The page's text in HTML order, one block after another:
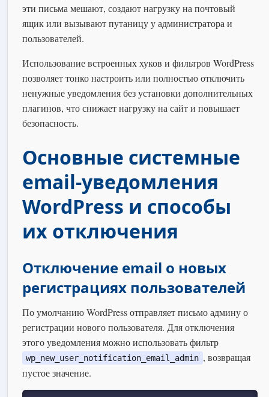
эти письма мешают, создают нагрузку на почтовый
ящик или вызывают путаницу у администратора и
пользователей.
Использование встроенных хуков и фильтров WordPress
позволяет тонко настроить или полностью отключить
ненужные уведомления без установки дополнительных
плагинов, что снижает нагрузку на сайт и повышает
безопасность.
Основные системные
email-уведомления
WordPress и способы
их отключения
Отключение email о новых
регистрациях пользователей
По умолчанию WordPress отправляет письмо админу о
регистрации нового пользователя. Для отключения
этого уведомления можно использовать фильтр
wp_new_user_notification_email_admin , возвращая
пустое значение.